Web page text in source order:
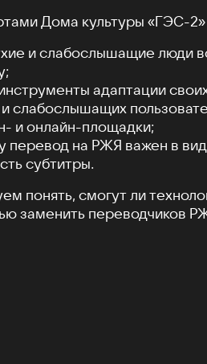
Дома культуры «ГЭС-2»
и слабослышащие люди
адаптации
и слабослышащих
и онлайн-площадки;
перевод на РЖЯ важен в
субтитры.
понять, смогут ли
заменить переводчиков